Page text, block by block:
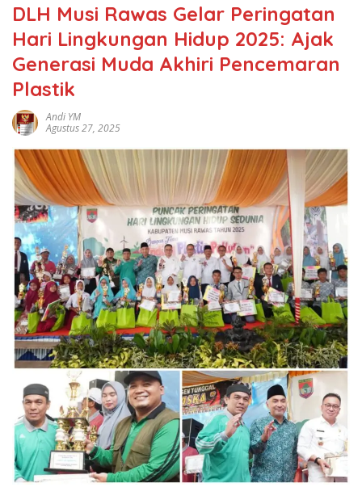
DLH Musi Rawas Gelar Peringatan
Hari Lingkungan Hidup 2025: Ajak
Generasi Muda Akhiri Pencemaran
Plastik
Andi YM
Agustus 27, 2025